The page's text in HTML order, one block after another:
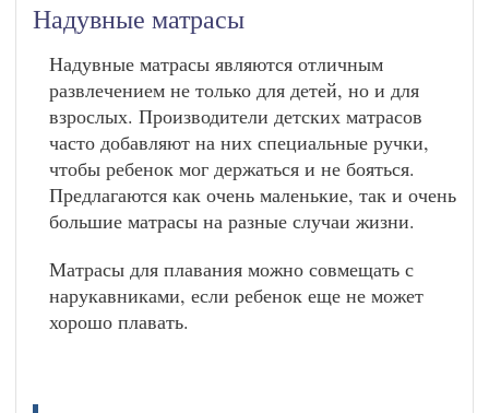
Надувные матрасы
Надувные матрасы являются отличным
развлечением не только для детей, но и для
взрослых. Производители детских матрасов
часто добавляют на них специальные ручки,
чтобы ребенок мог держаться и не бояться.
Предлагаются как очень маленькие, так и очень
большие матрасы на разные случаи жизни.
Матрасы для плавания можно совмещать с
нарукавниками, если ребенок еще не может
хорошо плавать.